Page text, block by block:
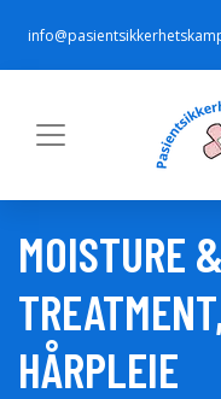
MOISTURE
HÅRPLEIE